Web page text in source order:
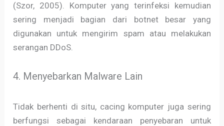
(Szor, 2005). Komputer yang terinfeksi kemudian
sering menjadi bagian dari botnet besar yang
digunakan untuk mengirim spam atau melakukan
serangan DDoS.
4. Menyebarkan Malware Lain
Tidak berhenti di situ, cacing komputer juga sering
berfungsi sebagai kendaraan penyebaran untuk